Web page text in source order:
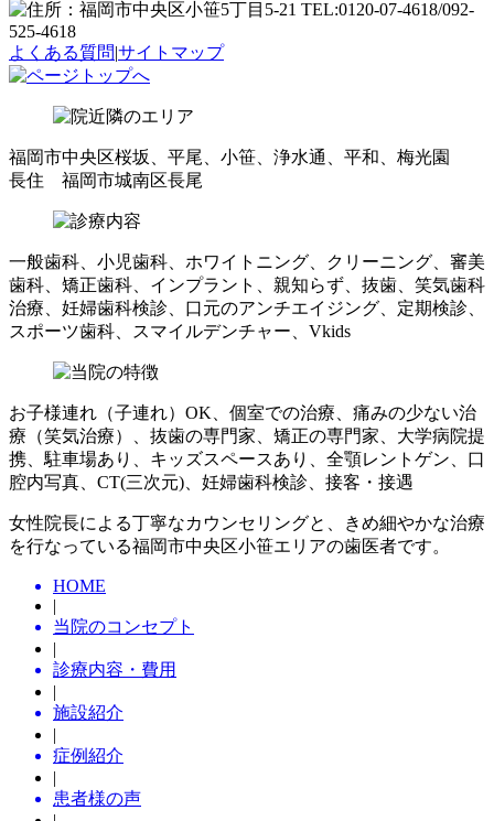
よくある質問|サイトマップ
福岡市中央区桜坂、平尾、小笹、浄水通、平和、梅光園
長住 福岡市城南区長尾
一般歯科、小児歯科、ホワイトニング、クリーニング、審美
歯科、矯正歯科、インプラント、親知らず、抜歯、笑気歯科
治療、妊婦歯科検診、口元のアンチエイジング、定期検診、
スポーツ歯科、スマイルデンチャー、Vkids
お子様連れ（子連れ）OK、個室での治療、痛みの少ない治
療（笑気治療）、抜歯の専門家、矯正の専門家、大学病院提
携、駐車場あり、キッズスペースあり、全顎レントゲン、口
腔内写真、CT(三次元)、妊婦歯科検診、接客・接遇
女性院長による丁寧なカウンセリングと、きめ細やかな治療
を行なっている福岡市中央区小笹エリアの歯医者です。
HOME
|
当院のコンセプト
|
診療内容・費用
|
施設紹介
|
症例紹介
|
患者様の声